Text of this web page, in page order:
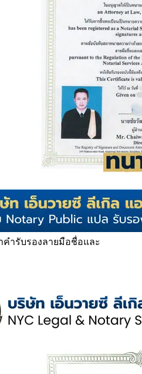
คำรับรองลายมือชื่อและ